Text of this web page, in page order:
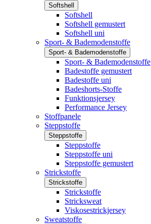
Softshell
Softshell
Softshell gemustert
Softshell uni
Sport- & Bademodenstoffe
Sport- & Bademodenstoffe
Sport- & Bademodenstoffe
Badestoffe gemustert
Badestoffe uni
Badeshorts-Stoffe
Funktionsjersey
Performance Jersey
Stoffpanele
Steppstoffe
Steppstoffe
Steppstoffe
Steppstoffe uni
Steppstoffe gemustert
Strickstoffe
Strickstoffe
Strickstoffe
Stricksweat
Viskosestrickjersey
Sweatstoffe